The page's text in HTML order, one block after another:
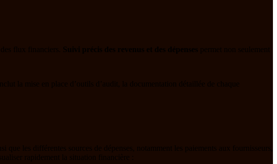
flux financiers. Suivi précis des revenus et des dépenses permet non seulement
la mise en place d’outils d’audit, la documentation détaillée de chaque
les différentes sources de dépenses, notamment les paiements aux fournisseurs,
rapidement la situation financière :